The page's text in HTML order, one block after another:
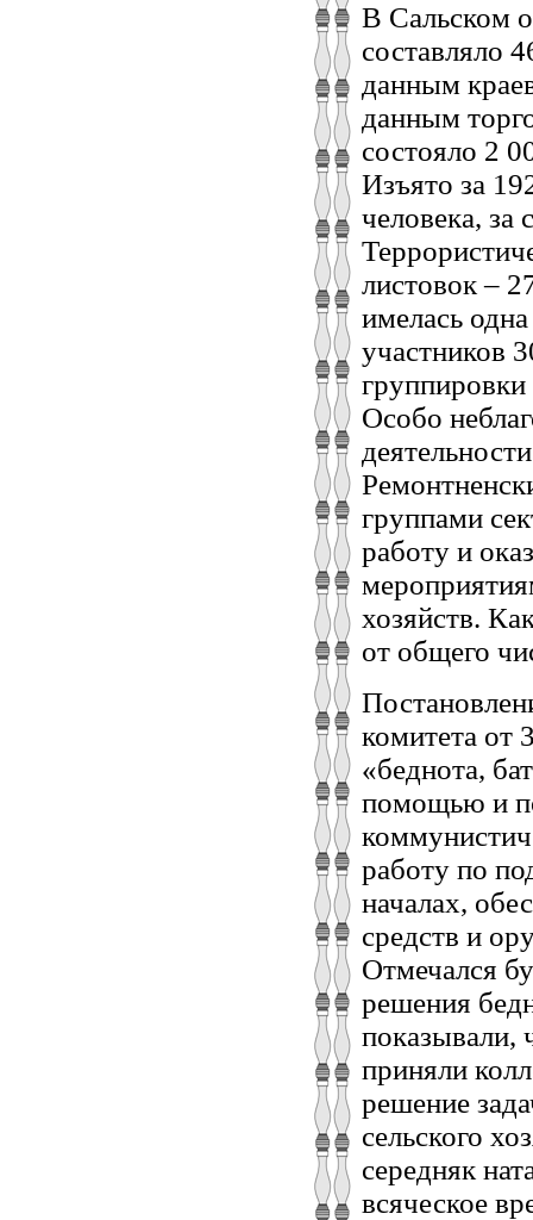
В Сальском
составляло
данным
данным
состояло 2
Изъято за
человека, за
листовок –
имелась
участников
Особо
группами
работу и
хозяйств.
от общего
комитета от
«беднота,
помощью и
работу по
началах,
средств и
Отмечался
решения
показывали,
приняли
решение
сельского
середняк
всяческое